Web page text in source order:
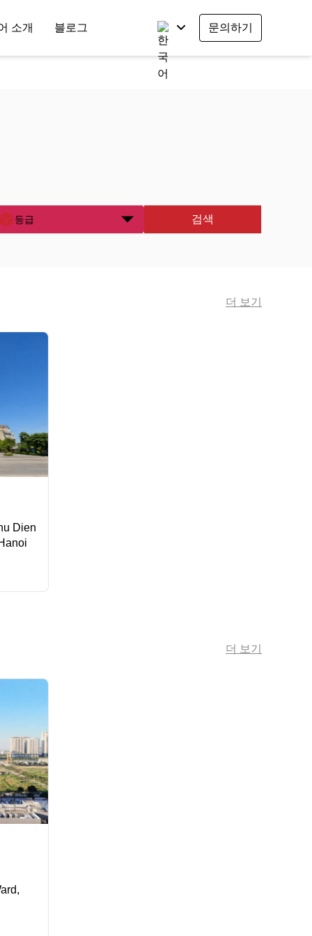
소개 블로그 문의하기
등급 검색
더 보기
Dien
더 보기